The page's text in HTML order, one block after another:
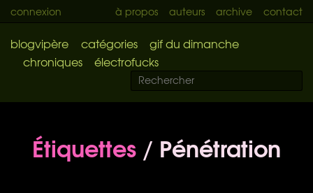
connexion à propos auteurs archive contact
blogvipère catégories
gif du dimanche
chroniques
électrofucks
Étiquettes / Pénétration